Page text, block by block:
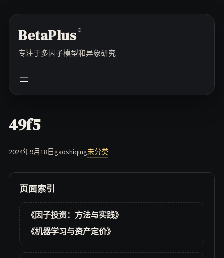
contentBetaPlus®
专注于多因子模型和异象研究
49f5
2024年9月18日gaoshiqing未分类
页面索引
《因子投资：方法与实践》
《机器学习与资产定价》